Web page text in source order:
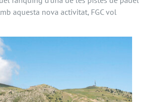
aquesta nova activitat, FGC vol